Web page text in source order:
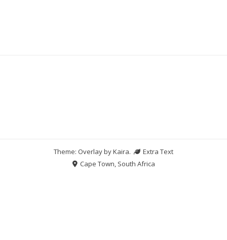
Theme: Overlay byKaira.
Extra Text
Cape Town, South Africa